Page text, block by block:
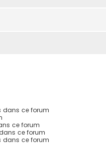
dans ce forum
ce forum
ce forum
dans ce forum